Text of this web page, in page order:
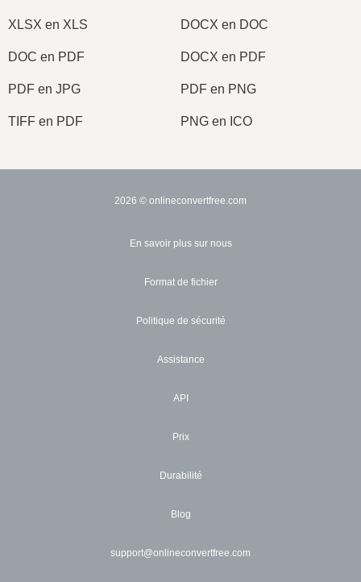
XLSX en XLS DOCX en DOC
DOC en PDF DOCX en PDF
PDF en JPG PDF en PNG
TIFF en PDF PNG en ICO
2026 © onlineconvertfree.com
En savoir plus sur nous
Format de fichier
Politique de sécurité
Assistance
API
Prix
Durabilité
Blog
support@onlineconvertfree.com